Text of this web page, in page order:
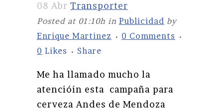
08 Abr Transporter
Posted at 01:10h in Publicidad by
Enrique Martinez
0 Comments
0 Likes Share
Me ha llamado mucho la
atencióin esta campaña para
cerveza Andes de Mendoza